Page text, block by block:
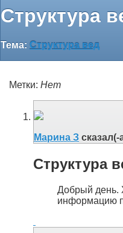
Структура
Тема: Структура вед
Метки: Нет
Марина З сказал(-
Структура
Добрый день.
информацию